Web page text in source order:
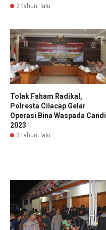
2 tahun lalu
Tolak Faham Radikal,
Polresta Cilacap Gelar
Operasi Bina Waspada Candi
2023
3 tahun lalu